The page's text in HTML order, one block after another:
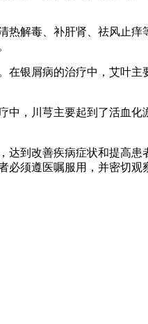
热解毒、补肝肾、祛风止
银屑病的治疗中，艾叶
中，川芎主要起到了活血化
达到改善疾病症状和提高
须遵医嘱服用，并密切观